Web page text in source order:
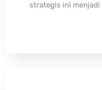
strategis ini